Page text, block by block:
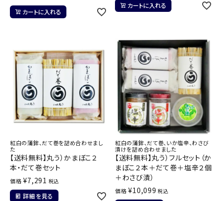
カートに入れる
カートに入れる
紅白の蒲鉾、だて巻を詰め合わせまし
た
【送料無料】丸う）かまぼこ２
本・だて巻セット
価格 ¥7,291 税込
詳細を見る
紅白の蒲鉾、だて巻、いか塩辛、わさび
漬けを詰め合わせました
【送料無料】丸う）フルセット（か
まぼこ２本＋だて巻＋塩辛２個
＋わさび漬）
価格 ¥10,099 税込